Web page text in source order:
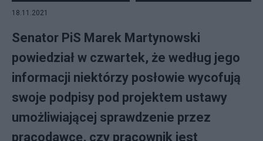
18.11.2021
Senator PiS Marek Martynowski
powiedział w czwartek, że według jego
informacji niektórzy posłowie wycofują
swoje podpisy pod projektem ustawy
umożliwiającej sprawdzenie przez
pracodawcę, czy pracownik jest